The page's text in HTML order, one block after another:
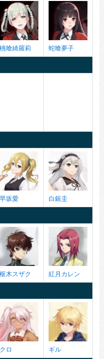
桃喰綺羅莉 蛇喰夢子
早坂愛 白銀圭
枢木スザク 紅月カレン
クロ ギル